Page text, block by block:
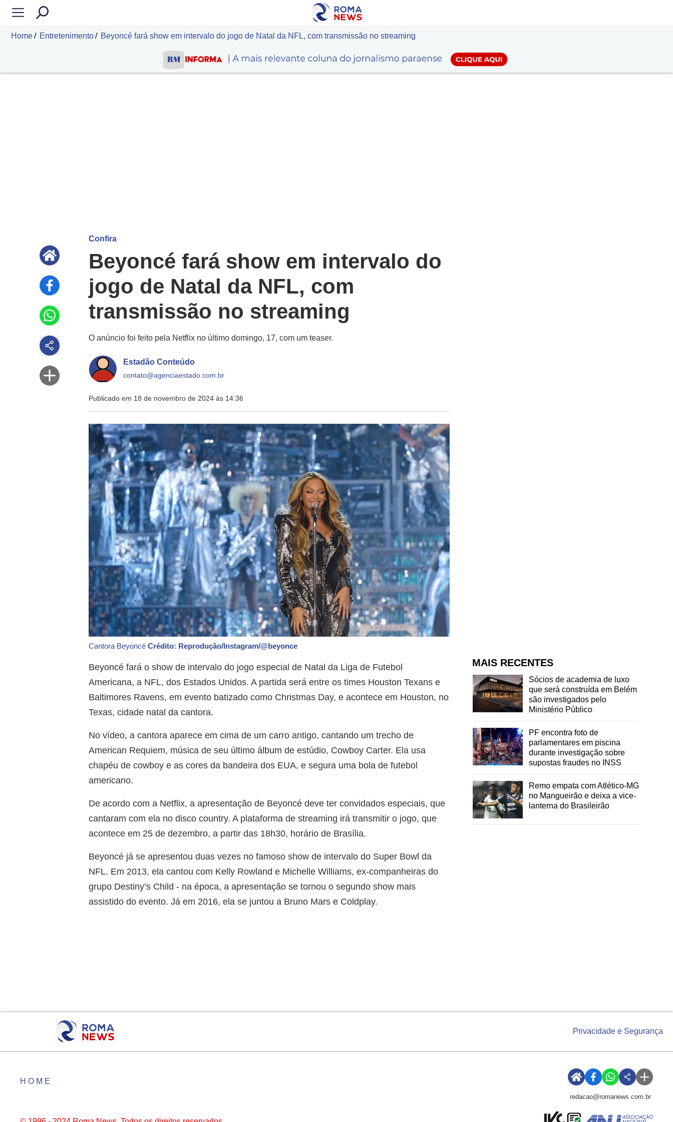
Home Entretenimento Beyoncé fará show em intervalo do jogo de Natal da NFL, com transmissão no streaming
Confira
Beyoncé fará show em intervalo do
jogo de Natal da NFL, com
transmissão no streaming
O anúncio foi feito pela Netflix no último domingo, 17, com um teaser.
Estadão Conteúdo
contato@agenciaestado.com.br
Publicado em 18 de novembro de 2024 às 14:36
Cantora BeyoncéCrédito: Reprodução/Instagram/@beyonce
Beyoncé fará o show de intervalo do jogo especial de Natal da Liga de Futebol
Americana, a NFL, dos Estados Unidos. A partida será entre os times Houston Texans e
Baltimores Ravens, em evento batizado como Christmas Day, e acontece em Houston, no
Texas, cidade natal da cantora.
No vídeo, a cantora aparece em cima de um carro antigo, cantando um trecho de
American Requiem, música de seu último álbum de estúdio, Cowboy Carter. Ela usa
chapéu de cowboy e as cores da bandeira dos EUA, e segura uma bola de futebol
americano.
De acordo com a Netflix, a apresentação de Beyoncé deve ter convidados especiais, que
cantaram com ela no disco country. A plataforma de streaming irá transmitir o jogo, que
acontece em 25 de dezembro, a partir das 18h30, horário de Brasília.
Beyoncé já se apresentou duas vezes no famoso show de intervalo do Super Bowl da
NFL. Em 2013, ela cantou com Kelly Rowland e Michelle Williams, ex-companheiras do
grupo Destiny’s Child - na época, a apresentação se tornou o segundo show mais
assistido do evento. Já em 2016, ela se juntou a Bruno Mars e Coldplay.
MAIS RECENTES
Sócios de academia de luxo
que será construída em Belém
são investigados pelo
Ministério Público
PF encontra foto de
parlamentares em piscina
durante investigação sobre
supostas fraudes no INSS
Remo empata com Atlético-MG
no Mangueirão e deixa a vice-
lanterna do Brasileirão
Privacidade e Segurança
HOME
redacao@romanews.com.br